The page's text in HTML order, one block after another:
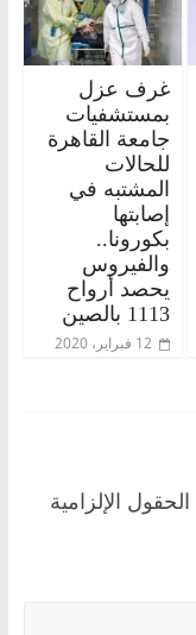
غرف عزل
بمستشفيات
جامعة القاهرة
للحالات
المشتبه في
إصابتها
بكورونا..
والفيروس
يحصد أرواح
1113 بالصين
12 فبراير، 2020
الحقول الإلزامية